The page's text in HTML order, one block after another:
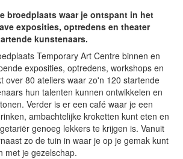
broedplaats waar je ontspant in het
exposities, optredens en theater
kunstenaars.
Temporary Art Centre binnen en
exposities, optredens, workshops en
over 80 ateliers waar zo'n 120 startende
hun talenten kunnen ontwikkelen en
Verder is er een café waar je een
ambachtelijke kroketten kunt eten en
genoeg lekkers te krijgen is. Vanuit
zo de tuin in waar je op je gemak kunt
met je gezelschap.